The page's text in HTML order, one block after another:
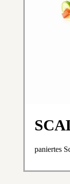
paniertes